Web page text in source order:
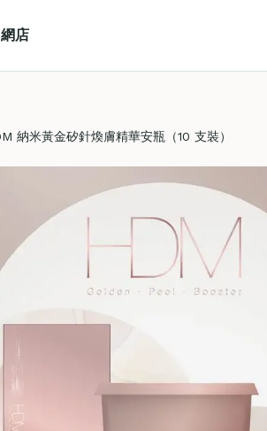
店
納米黃金矽針煥膚精華安瓶（10 支裝）